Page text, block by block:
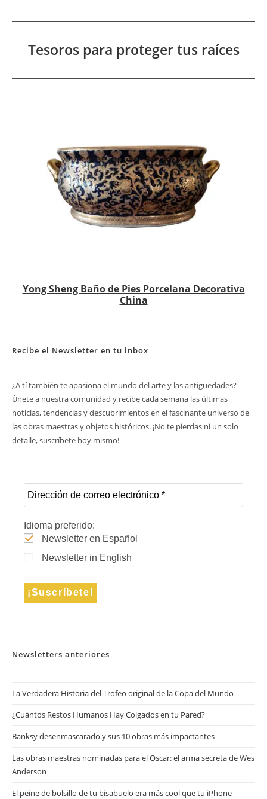
Tesoros para proteger tus raíces
Yong Sheng Baño de Pies Porcelana Decorativa
China
Recibe el Newsletter en tu inbox
¿A tí también te apasiona el mundo del arte y las antigüedades?
Únete a nuestra comunidad y recibe cada semana las últimas
noticias, tendencias y descubrimientos en el fascinante universo de
las obras maestras y objetos históricos. ¡No te pierdas ni un solo
detalle, suscríbete hoy mismo!
Idioma preferido:
Newsletter en Español
Newsletter in English
Newsletters anteriores
La Verdadera Historia del Trofeo original de la Copa del Mundo
¿Cuántos Restos Humanos Hay Colgados en tu Pared?
Banksy desenmascarado y sus 10 obras más impactantes
Las obras maestras nominadas para el Oscar: el arma secreta de Wes
Anderson
El peine de bolsillo de tu bisabuelo era más cool que tu iPhone